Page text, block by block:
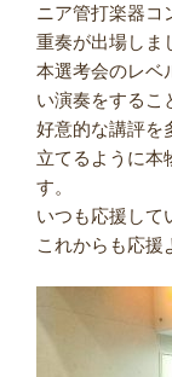
ニア管打楽器コ
重奏が出場しま
本選考会のレベ
い演奏をするこ
好意的な講評を
立てるように本
す。
いつも応援して
これからも応援